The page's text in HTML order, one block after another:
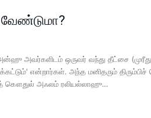
அவர்களிடம் ஒருவர் வந்து தீட்சை
என்றார்கள். அந்த மனிதரும்
கௌதுல் அஃலம் ரலியல்லாஹு…